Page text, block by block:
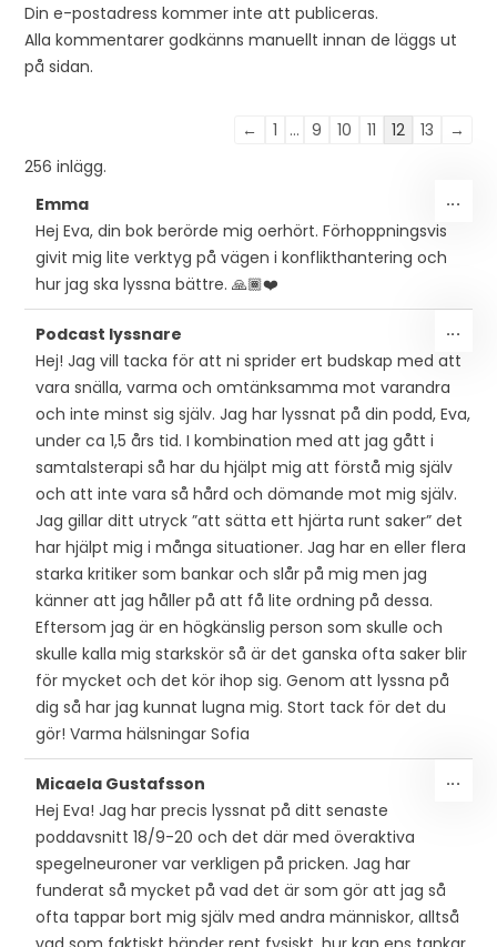
Din e-postadress kommer inte att publiceras.
Alla kommentarer godkänns manuellt innan de läggs ut
på sidan.
Listnavigering
← 1 ... 9 10 11 12 13
→
256 inlägg.
Emma
Hej Eva, din bok berörde mig oerhört. Förhoppningsvis
givit mig lite verktyg på vägen i konflikthantering och
hur jag ska lyssna bättre. 🙏🏾❤️
...
Podcast lyssnare
Hej! Jag vill tacka för att ni sprider ert budskap med att
vara snälla, varma och omtänksamma mot varandra
och inte minst sig själv. Jag har lyssnat på din podd, Eva,
under ca 1,5 års tid. I kombination med att jag gått i
samtalsterapi så har du hjälpt mig att förstå mig själv
och att inte vara så hård och dömande mot mig själv.
Jag gillar ditt utryck ”att sätta ett hjärta runt saker” det
har hjälpt mig i många situationer. Jag har en eller flera
starka kritiker som bankar och slår på mig men jag
känner att jag håller på att få lite ordning på dessa.
Eftersom jag är en högkänslig person som skulle och
skulle kalla mig starkskör så är det ganska ofta saker blir
för mycket och det kör ihop sig. Genom att lyssna på
dig så har jag kunnat lugna mig. Stort tack för det du
gör! Varma hälsningar Sofia
...
Micaela Gustafsson
Hej Eva! Jag har precis lyssnat på ditt senaste
poddavsnitt 18/9-20 och det där med överaktiva
spegelneuroner var verkligen på pricken. Jag har
funderat så mycket på vad det är som gör att jag så
ofta tappar bort mig själv med andra människor, alltså
...